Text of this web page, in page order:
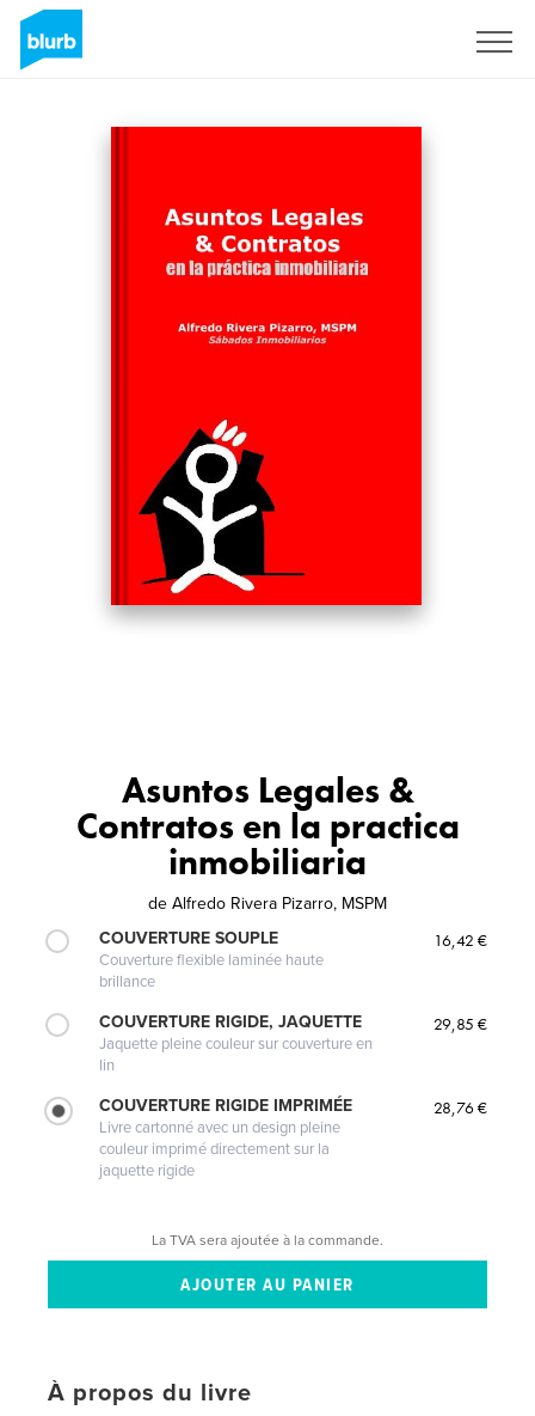
Asuntos Legales &
Contratos en la practica
inmobiliaria
de Alfredo Rivera Pizarro, MSPM
COUVERTURE SOUPLE
Couverture flexible laminée haute
brillance
16,42 €
COUVERTURE RIGIDE, JAQUETTE
Jaquette pleine couleur sur couverture en
lin
29,85 €
COUVERTURE RIGIDE IMPRIMÉE
Livre cartonné avec un design pleine
couleur imprimé directement sur la
jaquette rigide
28,76 €
La TVA sera ajoutée à la commande.
À propos du livre